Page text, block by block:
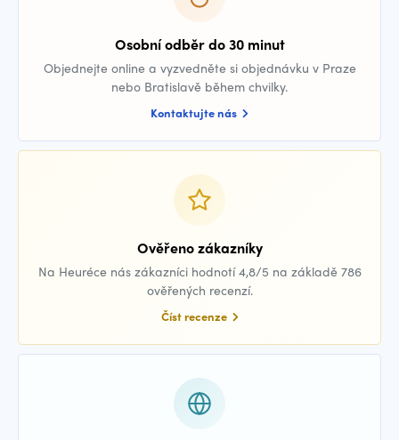
Osobní odběr do 30 minut
Objednejte online a vyzvedněte si objednávku v Praze
nebo Bratislavě během chvilky.
Kontaktujte nás
Ověřeno zákazníky
Na Heuréce nás zákazníci hodnotí 4,8/5 na základě 786
ověřených recenzí.
Číst recenze